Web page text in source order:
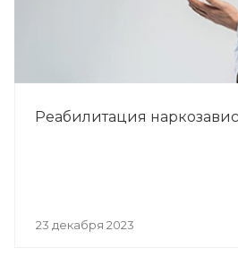
Реабилитация
23 декабря 2023